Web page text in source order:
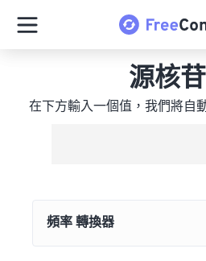
源核
在下方輸入一個值，我們將自